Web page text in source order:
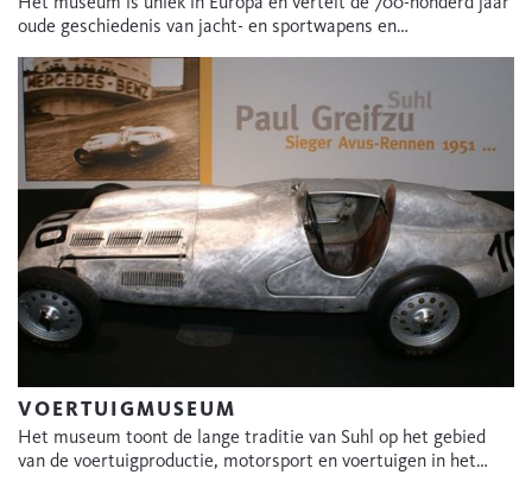
oude geschiedenis van jacht- en sportwapens en…
VOERTUIGMUSEUM
Het museum toont de lange traditie van Suhl op het gebied
van de voertuigproductie, motorsport en voertuigen in het…